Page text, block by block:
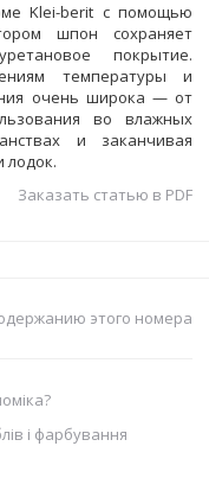
Klei-berit с помощью
шпон сохраняет
покрытие.
температуры и
очень широка — от
во влажных
и заканчивая
лодок.
Заказать статью в PDF
этого номера
і фарбування